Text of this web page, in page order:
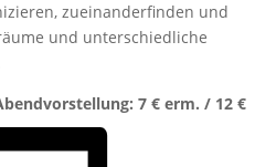
zueinanderfinden und
und unterschiedliche
7 € erm. / 12 €